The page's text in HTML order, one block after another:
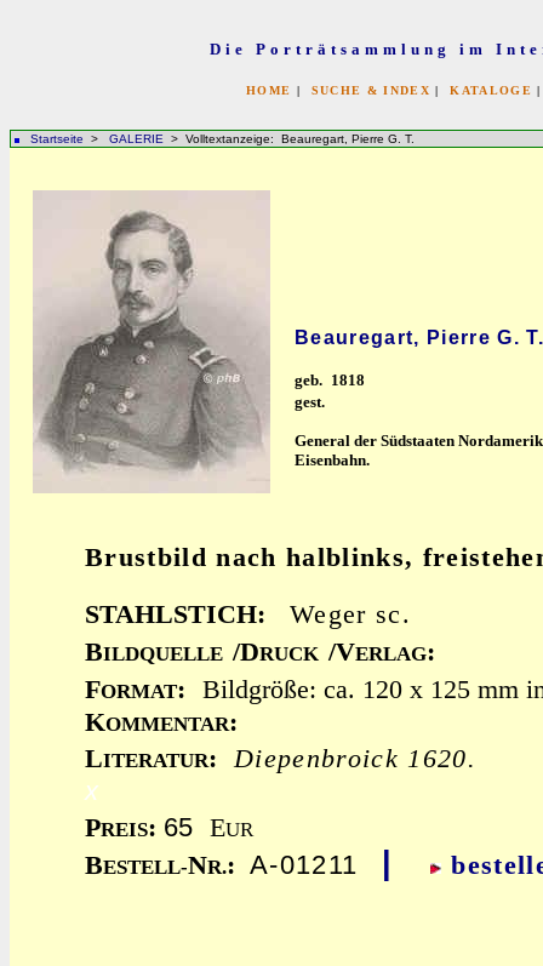
Die Porträtsammlung im
HOME | SUCHE & INDEX |KATALOGE
Startseite > GALERIE > Volltextanzeige: Beauregart, Pierre G. T.
Beauregart, Pierre G. T.
geb. 1818
gest.
General der Südstaaten
Eisenbahn.
Brustbild nach halblinks,
STAHLSTICH:
Weger sc.
BILDQUELLE /DRUCK /VERLAG:
FORMAT:
Bildgröße: ca. 120 x 125 mm
KOMMENTAR:
LITERATUR: Diepenbroick 1620.
x
PREIS: 65 EUR
BESTELL-NR.: A-01211 |